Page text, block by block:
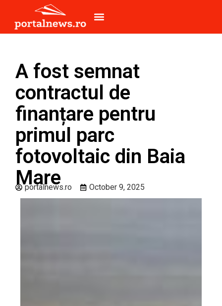
A fost semnat
contractul de
finanțare pentru
primul parc
fotovoltaic din Baia
Mare
portalnews.ro October 9, 2025